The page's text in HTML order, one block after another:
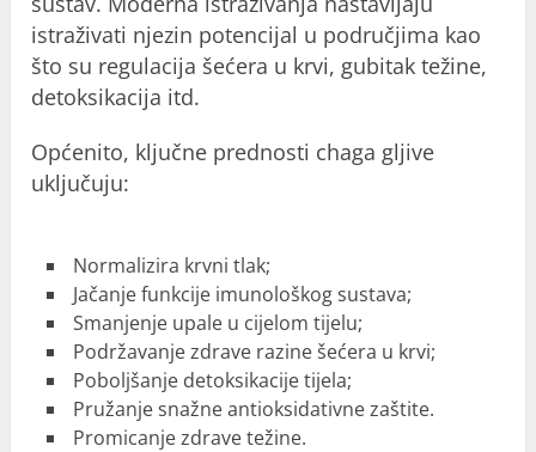
istraživati ​​​​njezin potencijal u područjima kao
što su regulacija šećera u krvi, gubitak težine,
detoksikacija itd.
Općenito, ključne prednosti chaga gljive
uključuju:
Normalizira krvni tlak;
Jačanje funkcije imunološkog sustava;
Smanjenje upale u cijelom tijelu;
Podržavanje zdrave razine šećera u krvi;
Poboljšanje detoksikacije tijela;
Pružanje snažne antioksidativne zaštite.
Promicanje zdrave težine.